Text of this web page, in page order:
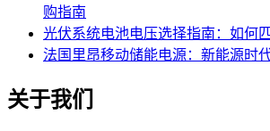
购指南
光伏系统电池电压选择指南：如何
法国里昂移动储能电源：新能源时
关于我们